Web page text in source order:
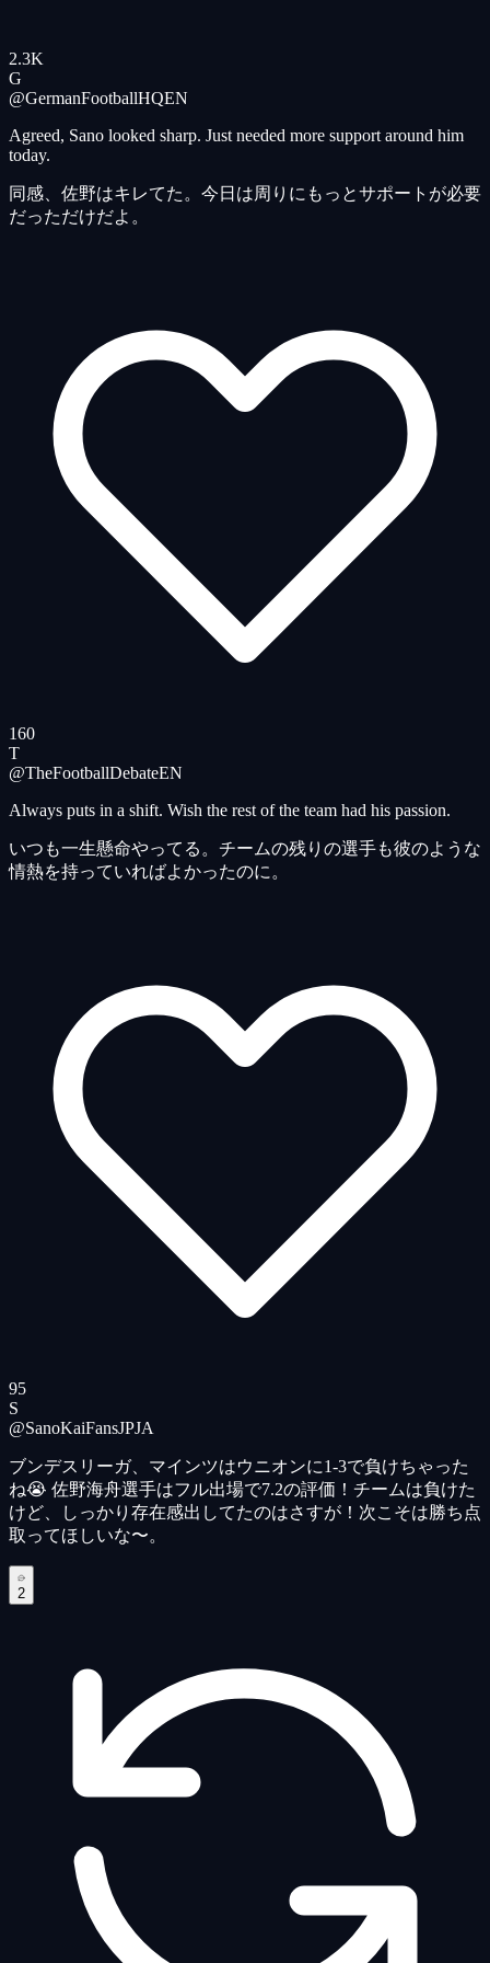
2.3K
G
@GermanFootballHQEN
Agreed, Sano looked sharp. Just needed more support around him
today.
同感、佐野はキレてた。今日は周りにもっとサポートが必要
だっただけだよ。
160
T
@TheFootballDebateEN
Always puts in a shift. Wish the rest of the team had his passion.
いつも一生懸命やってる。チームの残りの選手も彼のような
情熱を持っていればよかったのに。
95
S
@SanoKaiFansJPJA
ブンデスリーガ、マインツはウニオンに1-3で負けちゃった
ね😭 佐野海舟選手はフル出場で7.2の評価！チームは負けた
けど、しっかり存在感出してたのはさすが！次こそは勝ち点
取ってほしいな〜。
2